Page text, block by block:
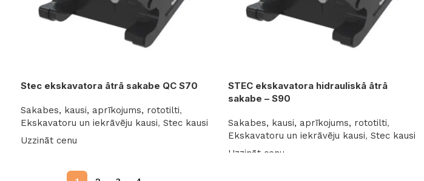
Stec ekskavatora ātrā sakabe QC S70
Sakabes, kausi, aprīkojums, rototilti,
Ekskavatoru un iekrāvēju kausi, Stec kausi
Uzzināt cenu
STEC ekskavatora hidrauliskā ātrā
sakabe – S90
Sakabes, kausi, aprīkojums, rototilti,
Ekskavatoru un iekrāvēju kausi,Stec kausi
Uzzināt cenu